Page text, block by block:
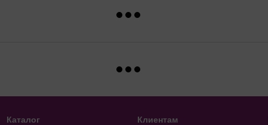
Каталог Клиентам